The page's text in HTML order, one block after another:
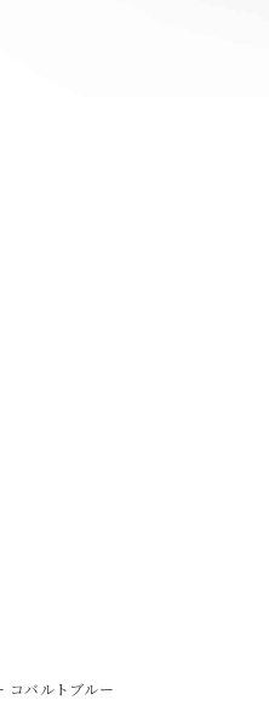
コバルトブルー